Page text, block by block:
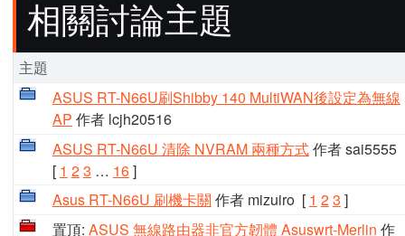
相關討論主題
主題
ASUS RT-N66U刷Shibby 140 MultiWAN後設定為無線
AP 作者 lcjh20516
ASUS RT-N66U 清除 NVRAM 兩種方式作者 sai5555
[ 1 23 … 16]
Asus RT-N66U 刷機卡關 作者 mizuiro[ 1 23 ]
置頂: ASUS 無線路由器非官方韌體 Asuswrt-Merlin 作